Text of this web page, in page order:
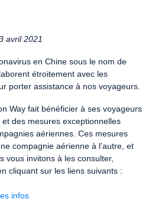
avril 2021
en Chine sous le nom de
étroitement avec les
porter assistance à nos voyageurs.
Way fait bénéficier à ses voyageurs
des mesures exceptionnelles
aériennes. Ces mesures
compagnie aérienne à l’autre, et
vous invitons à les consulter,
cliquant sur les liens suivants :
infos